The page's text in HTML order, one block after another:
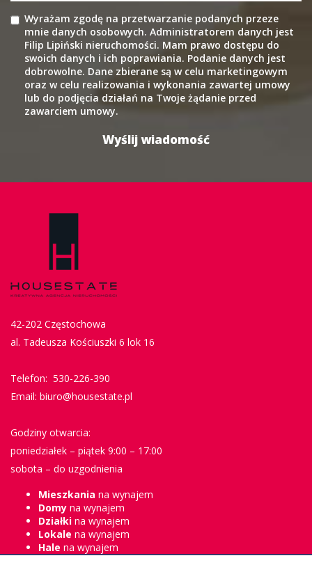
Wyrażam zgodę na przetwarzanie podanych przeze
mnie danych osobowych. Administratorem danych jest
Filip Lipiński nieruchomości. Mam prawo dostępu do
swoich danych i ich poprawiania. Podanie danych jest
dobrowolne. Dane zbierane są w celu marketingowym
oraz w celu realizowania i wykonania zawartej umowy
lub do podjęcia działań na Twoje żądanie przed
zawarciem umowy.
42-202 Częstochowa
al. Tadeusza Kościuszki 6 lok 16
Telefon: 530-226-390
Email: biuro@housestate.pl
Godziny otwarcia:
poniedziałek – piątek 9:00 – 17:00
sobota – do uzgodnienia
Mieszkania na wynajem
Domy na wynajem
Działki na wynajem
Lokale na wynajem
Hale na wynajem